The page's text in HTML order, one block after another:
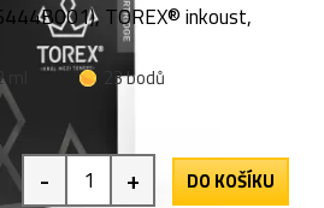
TOREX® inkoust,
12 ml
23 bodů
- + DO KOŠÍKU